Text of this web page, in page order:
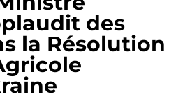
des
la Résolution